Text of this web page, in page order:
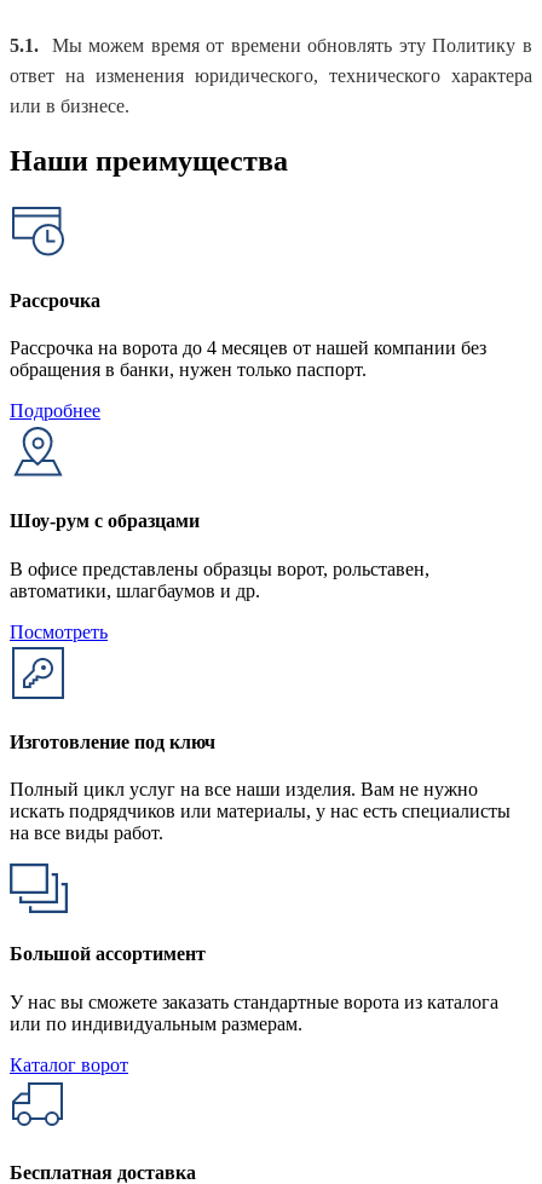
5.1.
Мы можем время от времени обновлять эту Политику в
ответ на изменения юридического, технического характера
или в бизнесе.
Наши преимущества
Рассрочка
Рассрочка на ворота до 4 месяцев от нашей компании без
обращения в банки, нужен только паспорт.
Подробнее
Шоу-рум с образцами
В офисе представлены образцы ворот, рольставен,
автоматики, шлагбаумов и др.
Посмотреть
Изготовление под ключ
Полный цикл услуг на все наши изделия. Вам не нужно
искать подрядчиков или материалы, у нас есть специалисты
на все виды работ.
Большой ассортимент
У нас вы сможете заказать стандартные ворота из каталога
или по индивидуальным размерам.
Каталог ворот
Бесплатная доставка